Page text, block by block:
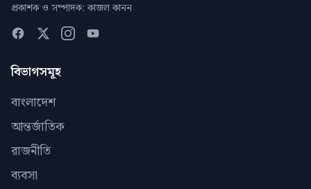
প্রকাশক ও সম্পাদক: কাজল কানন
বিভাগসমূহ
বাংলাদেশ
আন্তর্জাতিক
রাজনীতি
ব্যবসা